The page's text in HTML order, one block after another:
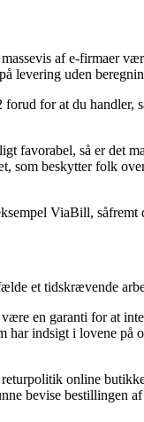
af e-firmaer
levering uden
for at du handler,
favorabel, så er det
som beskytter folk
ViaBill, såfremt
et tidskrævende
en garanti for at
har indsigt i lovene på
online
bevise bestillingen